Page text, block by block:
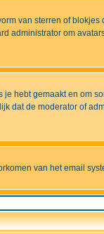
van sterren of
administrator om
hebt gemaakt en om
dat de moderator of
van het email